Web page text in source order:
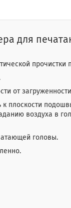
для
от
плоскости
воздуха в
головы.